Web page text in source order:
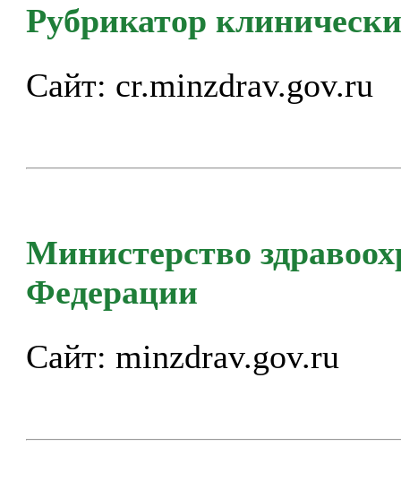
Рубрикатор
Сайт: cr.minzdrav.gov.ru
Министерство
Федерации
Сайт: minzdrav.gov.ru